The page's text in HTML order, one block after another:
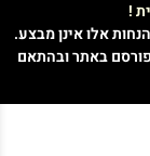
!
אלו אינן מבצע.
באתר ובהתאם